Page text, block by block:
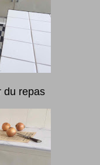
du repas